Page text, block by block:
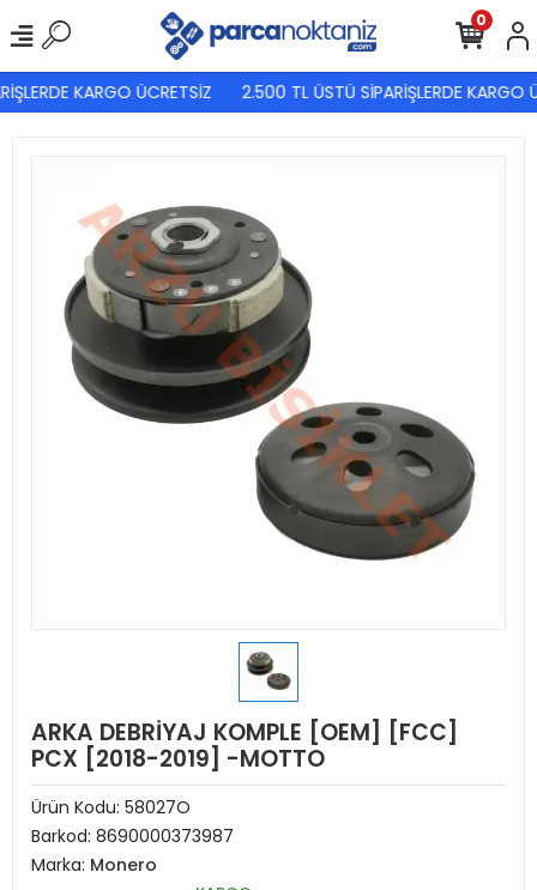
KARGO ÜCRETSİZ 2.500 TL ÜSTÜ SİPARİŞLERDE KARGO
0
ARKA DEBRİYAJ KOMPLE [OEM] [FCC]
PCX [2018-2019] -MOTTO
Ürün Kodu: 58027O
Barkod: 8690000373987
Marka: Monero